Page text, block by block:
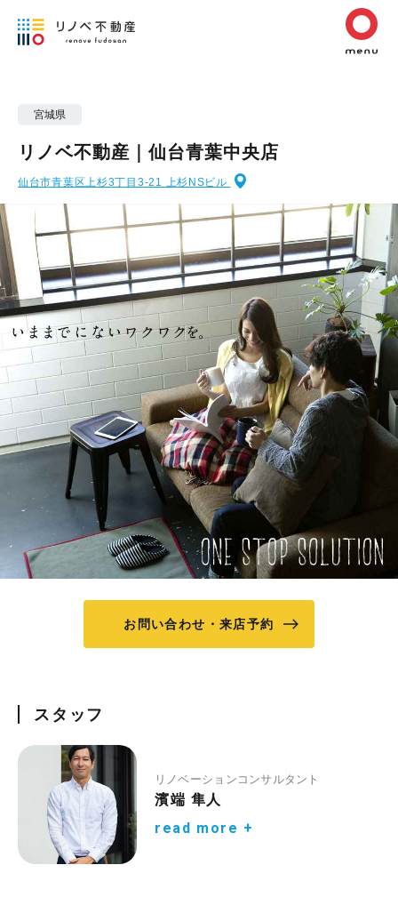
宮城県
リノベ不動産｜仙台青葉中央店
仙台市青葉区上杉3丁目3-21 上杉NSビル
お問い合わせ・来店予約
スタッフ
リノベーションコンサルタント
濱端 隼人
read more +